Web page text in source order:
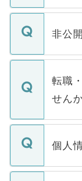
ご登録
登録内
ます。
いただ
非公
マイナ
うち
けない
下記の
ません
■応募
関を公
転職
せん
転職・
ん。ま
定を承
個人
個人情